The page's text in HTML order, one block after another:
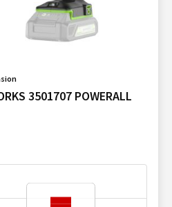
3501707 POWERALL